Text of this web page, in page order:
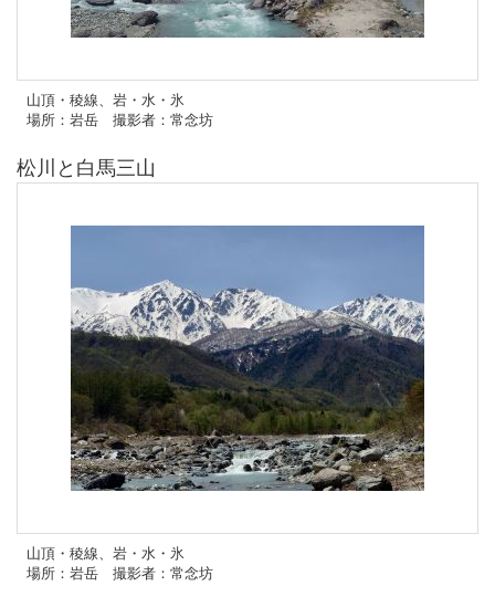
山頂・稜線、岩・水・氷
場所：岩岳 撮影者：常念坊
松川と白馬三山
山頂・稜線、岩・水・氷
場所：岩岳 撮影者：常念坊